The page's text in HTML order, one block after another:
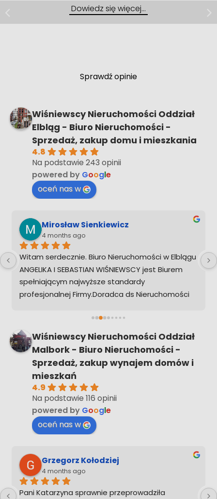
Dowiedz się więcej…
Malbork, ul. gen. Józefa Bema
Kawalerka 27 m² | Umeblowana |
Sprawdź opinie
Wiśniewscy Nieruchomości Oddział
Elbląg - Biuro Nieruchomości -
Sprzedaż, zakup domu i mieszkania
4.8
Na podstawie 243 opinii
powered by Google
oceń nas w
Mirosław Sienkiewicz
4 months ago
Witam serdecznie. Biuro Nieruchomości w Elblągu
ANGELIKA I SEBASTIAN WIŚNIEWSCY jest Biurem
spełniającym najwyższe standardy
profesjonalnej Firmy.Doradca ds Nieruchomości
posiada ogromną wiedzę i doskonałe wyczucie
rynku nieruchomości. Świetnie reprezentuje
kupującego i sprzedającego  Potrafi doskonale
pogodzić interes dwóch stron ,kupującego i
sprzedającego. Serdecznie dziękuję za owocną
współpracę. Polecam w/w BIURO  oraz
specjalistkę Panią WIOLETTĘ WDOWCZYK-
FEDOROWSKĄ
Wiśniewscy Nieruchomości Oddział
Malbork - Biuro Nieruchomości -
Sprzedaż, zakup wynajem domów i
mieszkań
4.9
Na podstawie 116 opinii
powered by Google
oceń nas w
Grzegorz Kołodziej
4 months ago
Pani Katarzyna sprawnie przeprowadziła